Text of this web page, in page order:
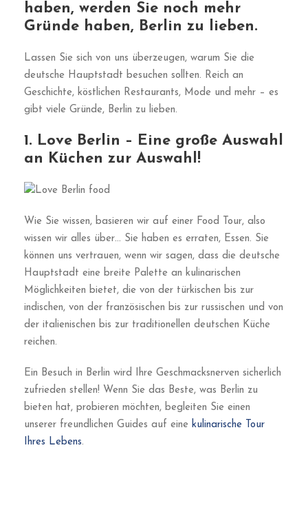
haben, werden Sie noch mehr
Gründe haben, Berlin zu lieben.
Lassen Sie sich von uns überzeugen, warum Sie die
deutsche Hauptstadt besuchen sollten. Reich an
Geschichte, köstlichen Restaurants, Mode und mehr – es
gibt viele Gründe, Berlin zu lieben.
1. Love Berlin – Eine große Auswahl
an Küchen zur Auswahl!
Wie Sie wissen, basieren wir auf einer Food Tour, also
wissen wir alles über… Sie haben es erraten, Essen. Sie
können uns vertrauen, wenn wir sagen, dass die deutsche
Hauptstadt eine breite Palette an kulinarischen
Möglichkeiten bietet, die von der türkischen bis zur
indischen, von der französischen bis zur russischen und von
der italienischen bis zur traditionellen deutschen Küche
reichen.
Ein Besuch in Berlin wird Ihre Geschmacksnerven sicherlich
zufrieden stellen! Wenn Sie das Beste, was Berlin zu
bieten hat, probieren möchten, begleiten Sie einen
unserer freundlichen Guides auf eine kulinarische Tour
Ihres Lebens.